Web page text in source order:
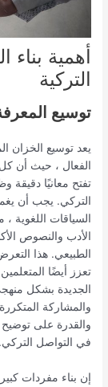
أهمية بناء
التركية
توسيع
يعد توسيع الخزان
الفعال ، حيث أن
تفتح معانيًا دقيقة
التركي. يجب أن
السياقات اللغوية ،
الأدب والنصوص
الطبيعي. هذا
تعزز أيضًا
الجديدة بشكل
والمشاركة
والقدرة على توضيح
في التواصل التركي.
إن بناء مفردات